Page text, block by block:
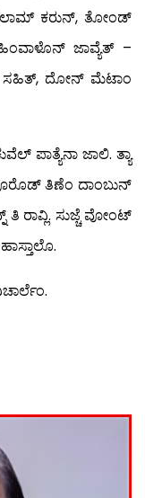
ಕರುನ್, ತೋಂಡ್
ಜಾವ್ಯೆತ್ –
ಸಹಿತ್, ದೋನ್ ಮೆಟಾಂ
ಪಾತ್ಯೆನಾ ಜಾಲಿ. ತ್ಯಾ
ತಿಣೆಂ ದಾಂಬುನ್
ರಾವ್ಲಿ. ಸುಜ್ಚೆ ವೋಂಟ್